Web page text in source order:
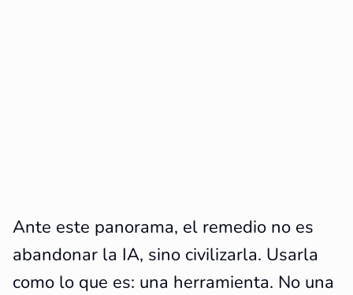
Ante este panorama, el remedio no es
abandonar la IA, sino civilizarla. Usarla
como lo que es: una herramienta. No una